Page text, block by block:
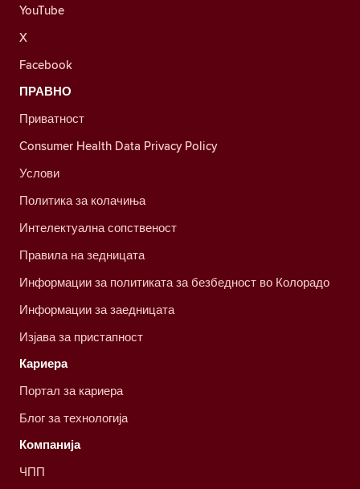
YouTube
X
Facebook
ПРАВНО
Приватност
Consumer Health Data Privacy Policy
Услови
Политика за колачиња
Интелектуална сопственост
Правила на зедницата
Информации за политиката за безбедност во Колорадо
Информации за заедницата
Изјава за пристапност
Кариера
Портал за кариера
Блог за технологија
Компанија
ЧПП